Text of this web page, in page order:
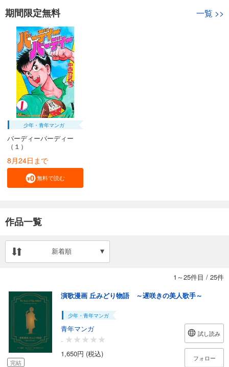
期間限定無料 一覧 >>
少年・青年マンガ
バーディーバーディー
（１）
8月24日まで
無料で読む
作品一覧
新着順
1～25件目 / 25件
完結
演歌漫画 丘みどり物語 ～遅咲きの美人歌手～
少年・青年マンガ
青年マンガ
-
1,650円 (税込)
試し読み
フォロー